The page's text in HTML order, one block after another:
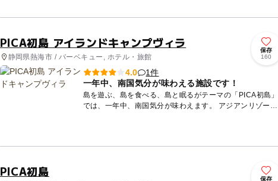
PICA初島 アイランドキャンプヴィラ
静岡県熱海市 / バーベキュー, ホテル・旅館
保存
160
4.0
1件
一年中、南国気分が味わえる施設です！
島を遊ぶ、島を食べる、島と眠るがテーマの「PICA初島」
では、一年中、南国気分が味わえます。 アジアンリゾート
PICA初島
保存